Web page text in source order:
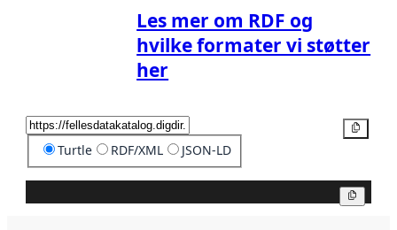
Les mer om RDF og
hvilke formater vi støtter
her
Turtle RDF/XML JSON-LD